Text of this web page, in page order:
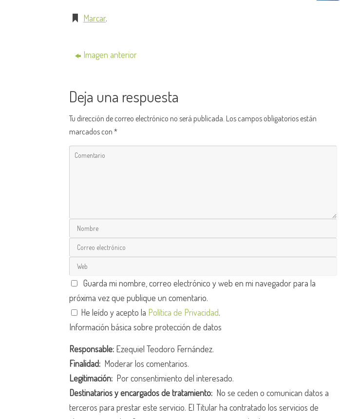
Marcar.
Imagen anterior
Deja una respuesta
Tu dirección de correo electrónico no será publicada. Los campos obligatorios están
marcados con*
Guarda mi nombre, correo electrónico y web en mi navegador para la
próxima vez que publique un comentario.
He leído y acepto la Política de Privacidad.
Información básica sobre protección de datos
Responsable: Ezequiel Teodoro Fernández.
Finalidad: Moderar los comentarios.
Legitimación: Por consentimiento del interesado.
Destinatarios y encargados de tratamiento: No se ceden o comunican datos a
terceros para prestar este servicio. El Titular ha contratado los servicios de